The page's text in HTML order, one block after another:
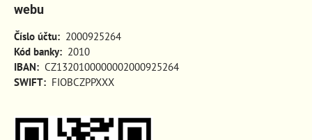
webu
Číslo účtu: 2000925264
Kód banky: 2010
IBAN: CZ1320100000002000925264
SWIFT: FIOBCZPPXXX